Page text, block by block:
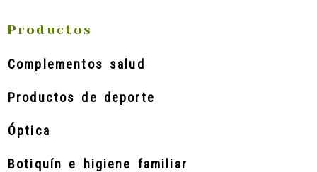
Productos
Complementos salud
Productos de deporte
Óptica
Botiquín e higiene familiar